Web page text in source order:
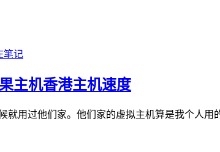
主机香港主机速度
就用过他们家。他们家的虚拟主机算是我个人